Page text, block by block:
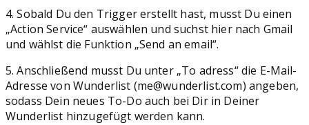
4. Sobald Du den Trigger erstellt hast, musst Du einen
„Action Service“ auswählen und suchst hier nach Gmail
und wählst die Funktion „Send an email“.
5. Anschließend musst Du unter „To adress“ die E-Mail-
Adresse von Wunderlist (me@wunderlist.com) angeben,
sodass Dein neues To-Do auch bei Dir in Deiner
Wunderlist hinzugefügt werden kann.